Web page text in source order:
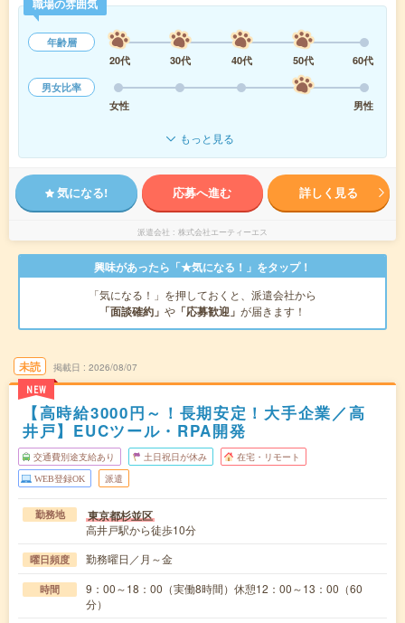
職場の雰囲気
年齢層
20代
30代 40代 50代
60代
男女比率
女性
男性
もっと見る
気になる! 応募へ進む 詳しく見る
派遣会社 株式会社エーティーエス
興味があったら「★気になる！」をタップ！
「気になる！」を押しておくと、派遣会社から
「面談確約」 や 「応募歓迎」 が届きます！
未読
NEW
掲載日 2026/08/07
【高時給3000円～！長期安定！大手企業／高
井戸】EUCツール・RPA開発
交通費別途支給あり 土日祝日が休み 在宅・リモート
WEB登録OK 派遣
勤務地 東京都杉並区
高井戸駅から徒歩10分
曜日頻度 勤務曜日／月～金
時間
9：00～18：00（実働8時間）休憩12：00～13：00（60
分）